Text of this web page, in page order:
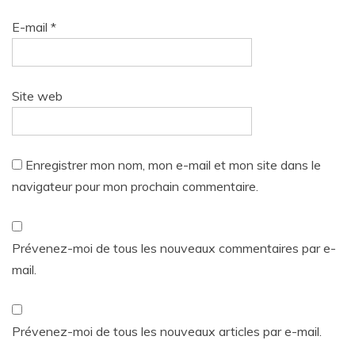
E-mail *
Site web
Enregistrer mon nom, mon e-mail et mon site dans le
navigateur pour mon prochain commentaire.
Prévenez-moi de tous les nouveaux commentaires par e-
mail.
Prévenez-moi de tous les nouveaux articles par e-mail.